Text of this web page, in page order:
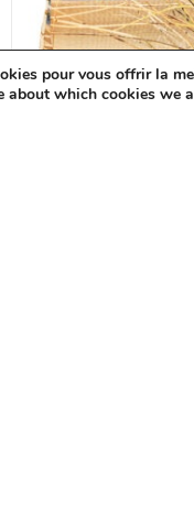
pour vous offrir la
about which cookies